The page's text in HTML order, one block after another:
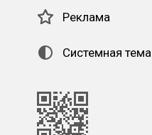
Реклама
Системная тема